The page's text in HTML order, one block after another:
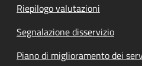
Riepilogo valutazioni
Segnalazione disservizio
Piano di miglioramento dei